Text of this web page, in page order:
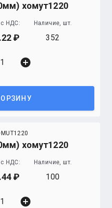
хомут1220
НДС: Наличие, шт.
352
add_circle
хомут1220
НДС: Наличие, шт.
100
add_circle